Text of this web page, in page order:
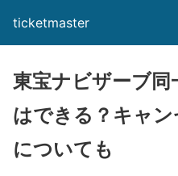
ticketmaster
東宝ナビザーブ同
はできる？キャ
についても